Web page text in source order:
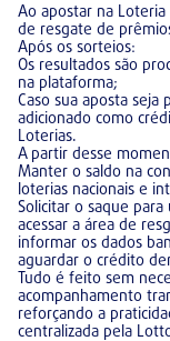
Ao apostar na
de resgate de
Após os sorteios:
Os resultados são
na plataforma;
Caso sua aposta
adicionado como
Loterias.
A partir desse
Manter o saldo na
loterias nacionais e
Solicitar o saque
acessar a área de
informar os dados
aguardar o crédito
Tudo é feito sem
acompanhamento
reforçando a
centralizada pela